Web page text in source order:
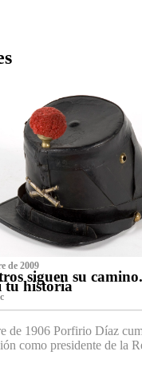
de 2009
siguen su
tu historia
de 1906 Porfirio Díaz
como presidente de la